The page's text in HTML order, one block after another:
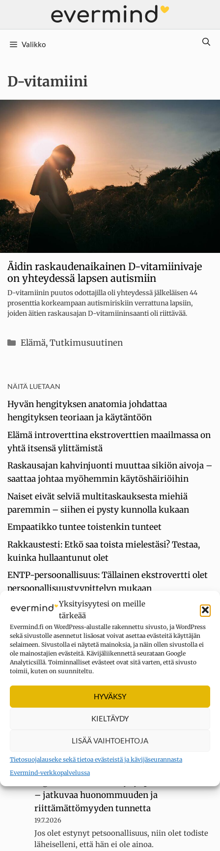
Yksityisyytesi on meille
tärkeää
Evermind.fi on WordPress-alustalle rakennettu sivusto, ja WordPress
sekä sivustolle asennetut lisäosat voivat asettaa evästeitä käyttäjän
selaimeen. Sivustolla ei näytetä mainoksia, ja näin ollen sivustolla ei
ole mainostajien evästeitä. Kävijäliikennettä seurataan Google
Analyticsillä. Toiminnalliset evästeet ovat sitä varten, että sivusto
toimii, kuten on suunniteltu.
HYVÄKSY
KIELTÄYDY
LISÄÄ VAIHTOEHTOJA
Tietosuojalauseke sekä tietoa evästeistä ja kävijäseurannasta
Evermind-verkkopalvelussa
Valikko
D-vitamiini
Äidin raskaudenaikainen D-vitamiinivaje
on yhteydessä lapsen autismiin
D-vitamiinin puutos odottajilla oli yhteydessä jälkeläisen 44
prosenttia korkeampaan autismiriskiin verrattuna lapsiin,
joiden äitien raskausajan D-vitamiininsaanti oli riittävää.
Kategoriat
Elämä,Tutkimusuutinen
NÄITÄ LUETAAN
Hyvän hengityksen anatomia johdattaa
hengityksen teoriaan ja käytäntöön
Elämä introverttina ekstroverttien maailmassa on
yhtä itsensä ylittämistä
Raskausajan kahvinjuonti muuttaa sikiön aivoja –
saattaa johtaa myöhemmin käytöshäiriöihin
Naiset eivät selviä multitaskauksesta miehiä
paremmin – siihen ei pysty kunnolla kukaan
Empaatikko tuntee toistenkin tunteet
Rakkaustesti: Etkö saa toista mielestäsi? Testaa,
kuinka hullaantunut olet
ENTP-persoonallisuus: Tällainen ekstrovertti olet
persoonallisuustyypittelyn mukaan
”Se on itsesääliä” – ja muita myyttejä
itsemyötätunnosta
UUSIMMAT KOMMENTIT
Kysymys merkkiaiheestaOletko
erityisherkkä? Tee testi
luokassani ole muita erityisherkkiä, koska
kiusataan…
– jatkuvaa huonommuuden ja
riittämättömyyden tunnetta
19.7.2026
Jos olet estynyt petsoonallisuus, niin olet todiste
läheiselleni, että hän ei ole ainoa.